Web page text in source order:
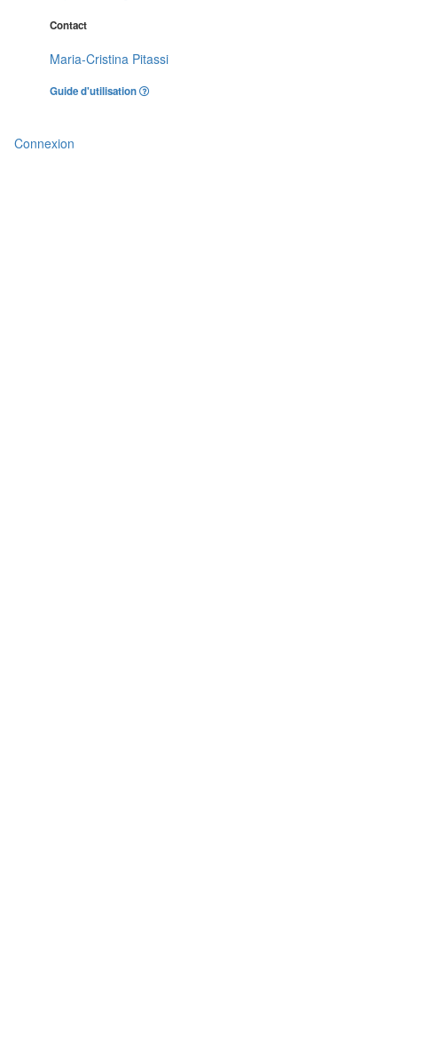
Contact
Maria-Cristina Pitassi
Guide d'utilisation
Connexion